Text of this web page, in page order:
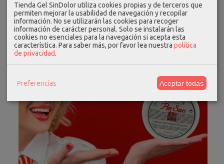
Tienda Gel SinDolor utiliza cookies propias y de terceros que
permiten mejorar la usabilidad de navegación y recopilar
información. No se utilizarán las cookies para recoger
información de carácter personal. Solo se instalarán las
cookies no esenciales para la navegación si acepta esta
característica. Para saber más, por favor lea nuestra política
de privacidad.
Preferencias Aceptar todas